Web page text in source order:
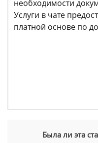
необходимости
Услуги в чате
платной основе по
Была ли эта